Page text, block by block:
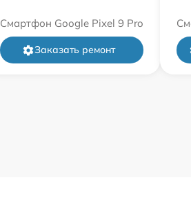
Смартфон Google Pixel 9 Pro
Заказать ремонт